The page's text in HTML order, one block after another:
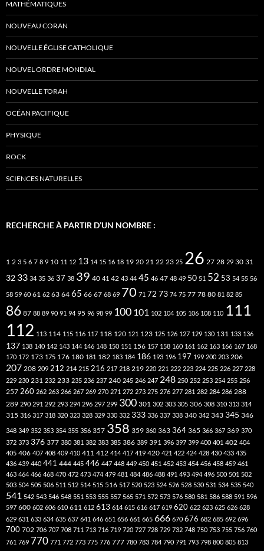
MATHÉMATIQUES
NOUVEAU CORAN
NOUVELLE ÉGLISE CATHOLIQUE
NOUVEL ORDRE MONDIAL
NOUVELLE TORAH
OCÉAN PACIFIQUE
PHYSIQUE
ROCK
SCIENCES NATURELLES
RECHERCHE À PARTIR D’UN NOMBRE :
1 2 3 5 6 7 8 9 10 11 12 13 14 15 16 18 19 20 21 22 23 25 26 27 28 29 30 31
32 33 34 35 36 37 38 39 40 41 42 43 44 45 46 47 48 49 50 51 52 53 54 55 56
58 59 60 61 62 63 64 65 66 67 68 69 70 71 72 73 74 75 77 78 80 81 82 85
86 87 88 89 90 91 94 95 96 98 99 100 101 102 104 105 106 108 110 111
112 113 114 115 116 117 118 120 121 123 125 126 127 129 130 131 133 136
137 138 140 142 143 144 146 148 150 151 156 157 158 160 161 162 163 166 167 168
170 172 173 175 176 180 181 182 183 184 186 193 196 197 199 200 203 206
207 208 209 212 214 215 216 217 218 219 220 221 222 223 224 225 226 227 228
229 230 231 232 233 235 236 237 240 245 246 247 248 250 252 253 254 255 256
257 260 262 263 266 267 269 270 271 272 273 275 276 277 281 282 284 286 288
289 290 291 292 293 294 296 297 299 300 301 302 303 305 306 308 310 313 314
315 316 317 318 320 323 328 329 330 332 333 336 337 338 340 342 343 345 346
348 349 352 353 354 355 356 357 358 359 360 363 364 365 366 367 369 370
372 373 376 377 380 381 382 383 385 386 389 391 396 397 399 400 401 402 404
405 406 407 408 409 410 411 412 414 417 419 420 421 422 424 428 430 433 435
436 439 440 441 444 445 446 447 448 449 450 451 452 453 454 456 458 459 461
463 464 466 468 470 472 473 474 479 481 484 486 488 491 493 494 496 500 501 502
503 504 505 506 511 512 514 515 516 517 520 523 524 526 528 530 531 534 535 540
541 542 543 546 548 551 553 555 557 565 571 572 573 576 580 581 586 588 591 596
597 600 602 606 610 611 612 613 614 615 616 617 619 620 622 623 625 626 628
629 631 633 634 635 637 641 646 651 656 661 665 666 670 676 682 685 692 696
700 702 706 707 708 711 713 716 719 720 727 728 729 732 748 750 753 755 756 760
761 769 770 771 772 773 775 776 777 780 783 784 790 791 793 798 800 805 813